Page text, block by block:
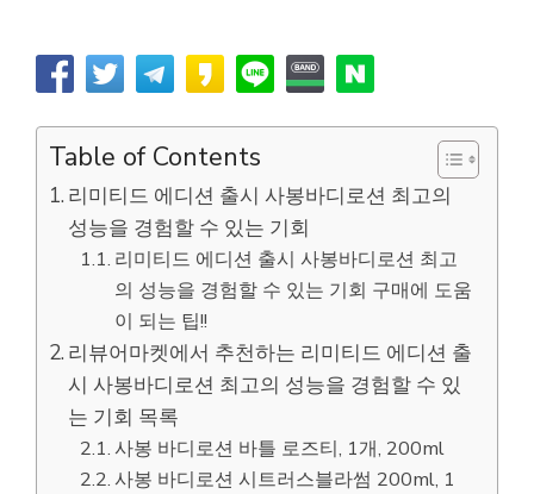
Table of Contents
리미티드 에디션 출시 사봉바디로션 최고의
성능을 경험할 수 있는 기회
리미티드 에디션 출시 사봉바디로션 최고
의 성능을 경험할 수 있는 기회 구매에 도움
이 되는 팁!!
리뷰어마켓에서 추천하는 리미티드 에디션 출
시 사봉바디로션 최고의 성능을 경험할 수 있
는 기회 목록
사봉 바디로션 바틀 로즈티, 1개, 200ml
사봉 바디로션 시트러스블라썸 200ml, 1